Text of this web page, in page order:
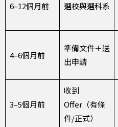
6–12個月前 選校與選科系
4–6個月前
準備文件＋送
出申請
3–5個月前
收到
Offer（有條
件/正式）